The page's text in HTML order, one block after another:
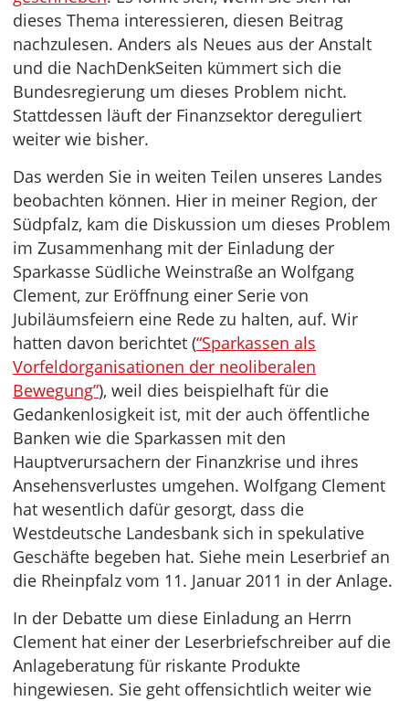
dieses Thema interessieren, diesen Beitrag
nachzulesen. Anders als Neues aus der Anstalt
und die NachDenkSeiten kümmert sich die
Bundesregierung um dieses Problem nicht.
Stattdessen läuft der Finanzsektor dereguliert
weiter wie bisher.
Das werden Sie in weiten Teilen unseres Landes
beobachten können. Hier in meiner Region, der
Südpfalz, kam die Diskussion um dieses Problem
im Zusammenhang mit der Einladung der
Sparkasse Südliche Weinstraße an Wolfgang
Clement, zur Eröffnung einer Serie von
Jubiläumsfeiern eine Rede zu halten, auf. Wir
hatten davon berichtet (“Sparkassen als
Vorfeldorganisationen der neoliberalen
Bewegung”), weil dies beispielhaft für die
Gedankenlosigkeit ist, mit der auch öffentliche
Banken wie die Sparkassen mit den
Hauptverursachern der Finanzkrise und ihres
Ansehensverlustes umgehen. Wolfgang Clement
hat wesentlich dafür gesorgt, dass die
Westdeutsche Landesbank sich in spekulative
Geschäfte begeben hat. Siehe mein Leserbrief an
die Rheinpfalz vom 11. Januar 2011 in der Anlage.
In der Debatte um diese Einladung an Herrn
Clement hat einer der Leserbriefschreiber auf die
Anlageberatung für riskante Produkte
hingewiesen. Sie geht offensichtlich weiter wie